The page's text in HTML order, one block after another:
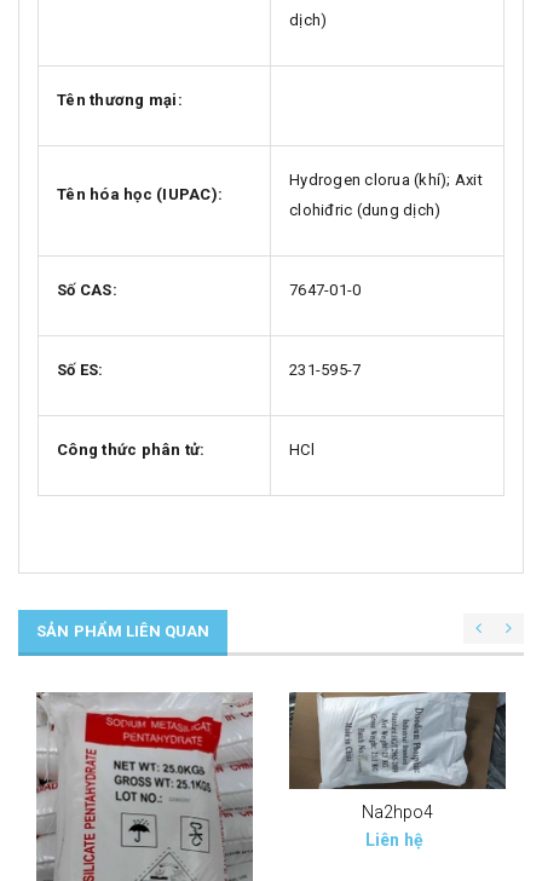
dịch)
Tên thương mại:
Tên hóa học (IUPAC):
Hydrogen clorua (khí); Axit
clohiđric (dung dịch)
Số CAS: 7647-01-0
Số ES: 231-595-7
Công thức phân tử: HCl
SẢN PHẨM LIÊN QUAN
Na2hpo4
Liên hệ